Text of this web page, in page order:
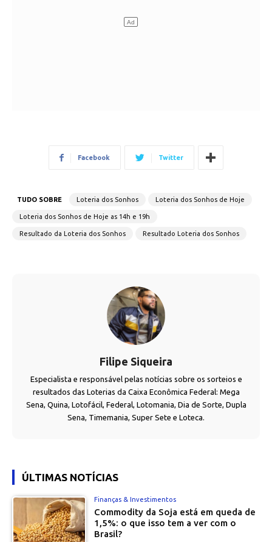
Facebook Twitter
TUDO SOBRE Loteria dos Sonhos Loteria dos Sonhos de Hoje
Loteria dos Sonhos de Hoje as 14h e 19h
Resultado da Loteria dos Sonhos Resultado Loteria dos Sonhos
Filipe Siqueira
Especialista e responsável pelas notícias sobre os sorteios e
resultados das Loterias da Caixa Econômica Federal: Mega
Sena, Quina, Lotofácil, Federal, Lotomania, Dia de Sorte, Dupla
Sena, Timemania, Super Sete e Loteca.
ÚLTIMAS NOTÍCIAS
Finanças & Investimentos
Commodity da Soja está em queda de
1,5%: o que isso tem a ver com o
Brasil?